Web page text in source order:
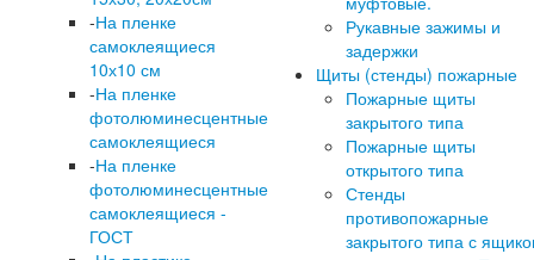
-На пленке
самоклеящиеся
10х10 см
-На пленке
фотолюминесцентные
самоклеящиеся
-На пленке
фотолюминесцентные
самоклеящиеся -
ГОСТ
Рукавные зажимы и
задержки
Щиты (стенды) пожарные
Пожарные щиты
закрытого типа
Пожарные щиты
открытого типа
Стенды
противопожарные
закрытого типа с